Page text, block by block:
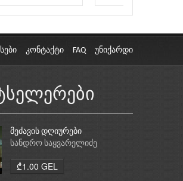
კონტაქტი FAQ უნიქარდი
მეძავის დღიურები
სანდრო საყვარელიძე
₾1.00 GEL